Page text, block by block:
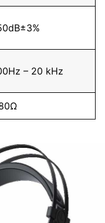
– 20 kHz